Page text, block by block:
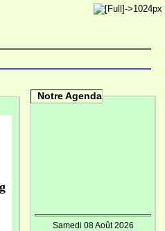
Notre Agenda
Samedi 08 Août 2026